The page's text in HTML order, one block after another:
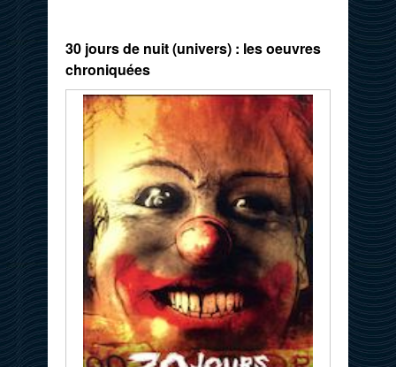
30 jours de nuit (univers) : les oeuvres
chroniquées